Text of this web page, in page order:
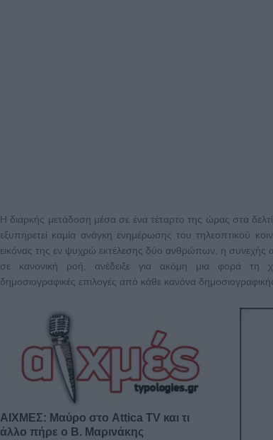
Η διαρκής μετάδοση μέσα σε ένα τέταρτο της ώρας στα
εξυπηρετεί καμία ανάγκη ενημέρωσης του τηλεοπτικού
εικόνας της εν ψυχρώ εκτέλεσης δύο ανθρώπων, η συνεχής
σε κανονική ροή, ανέδειξε για ακόμη μια φορά τη
δημοσιογραφικές επιλογές από κάθε κανόνα
ΑΙΧΜΕΣ: Μαύρο στο Attica TV και τι
άλλο πήρε ο Β. Μαρινάκης